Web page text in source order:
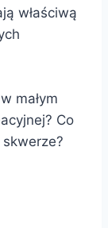
właściwą
małym
Co